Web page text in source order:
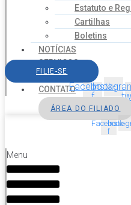
Estatuto e
Cartilhas
Boletins
NOTÍCIAS
SERVIÇOS
AGENDA
CONTATO
FILIE-SE
Facebook-
f
ÁREA DO FILIADO
Facebook-
f
Menu